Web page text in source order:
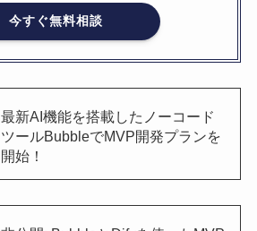
今すぐ無料相談
最新AI機能を搭載したノーコード
ツールBubbleでMVP開発プランを
開始！